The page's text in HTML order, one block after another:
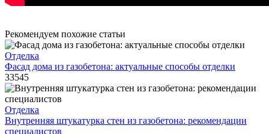
Рекомендуем похожие статьи
Отделка
Фасад дома из газобетона: актуальные способы отделки
33545
Отделка
Внутренняя штукатурка стен из газобетона: рекомендации
специалистов